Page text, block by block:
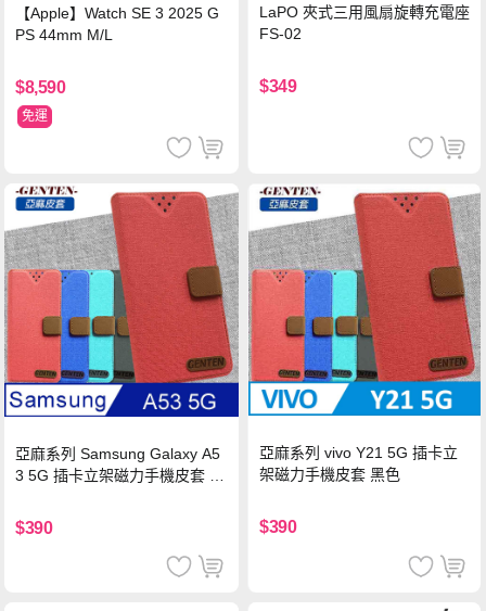
【Apple】Watch SE 3 2025 G
PS 44mm M/L
$8,590
免運
LaPO 夾式三用風扇旋轉充電座
FS-02
$349
亞麻系列 Samsung Galaxy A5
3 5G 插卡立架磁力手機皮套 藍
$390
亞麻系列 vivo Y21 5G 插卡立
架磁力手機皮套 黑色
$390